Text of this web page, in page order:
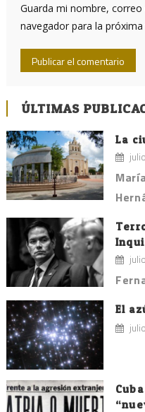
Guarda mi nombre,
navegador para la
ÚLTIMAS
La
El